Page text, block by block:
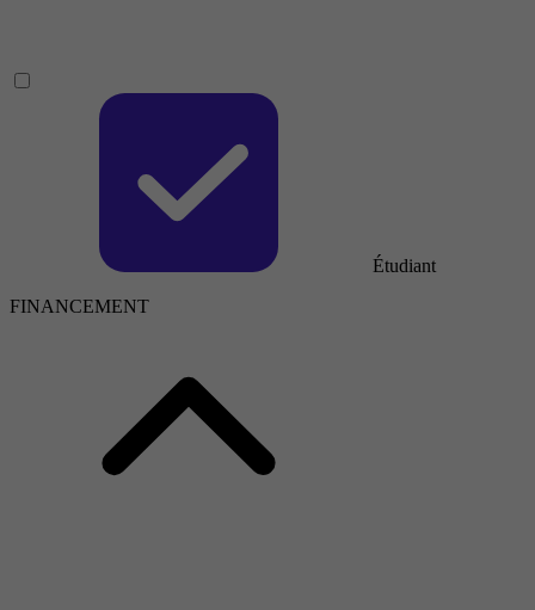
Étudiant
FINANCEMENT